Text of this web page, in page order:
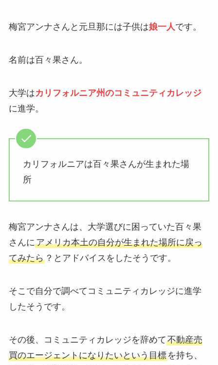
梅宮アンナさんと元旦那には子供は娘一人です。
名前は百々果さん。
大学はカリフォルニア州のコミュニティカレッジ
に進学。
カリフォルニアは百々果さんが生まれた場
所
梅宮アンナさんは、大学選びに困っていた百々果
さんにアメリカ本土の自分が生まれた場所に戻っ
てみたら？とアドバイスをしたそうです。
そこで自分で調べてコミュニティカレッジに進学
したそうです。
その後、コミュニティカレッジを辞めて不動産売
買のエージェントになりたいという目標を持ち、